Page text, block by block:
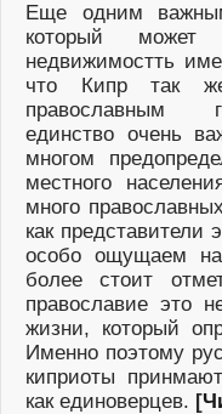
Еще одним
который может
недвижимостть
что Кипр так
православным
единство очень
многом
местного
много
как представители
особо ощущаем
более стоит
православие это
жизни, который
Именно поэтому
киприоты
как единоверцев. [